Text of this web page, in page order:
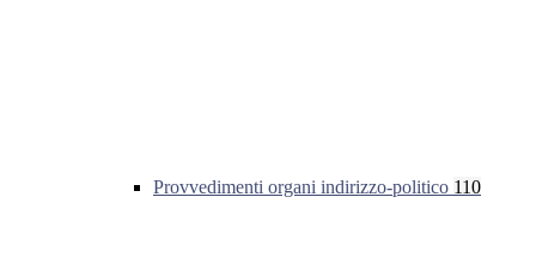
Provvedimenti organi indirizzo-politico 110